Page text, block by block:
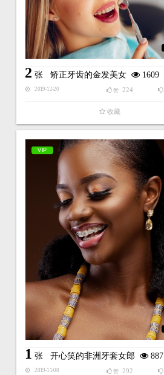
2 张 矫正牙齿的金发美女 1609
2019-12-20 赞 224
收藏
VIP
1 张 开心笑的非洲牙套女郎 887
2019-11-08 赞 292